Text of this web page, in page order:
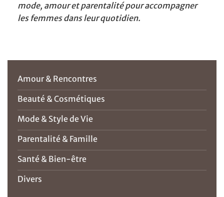
mode, amour et parentalité pour accompagner
les femmes dans leur quotidien.
Amour & Rencontres
Beauté & Cosmétiques
Mode & Style de Vie
Parentalité & Famille
Santé & Bien-être
Divers